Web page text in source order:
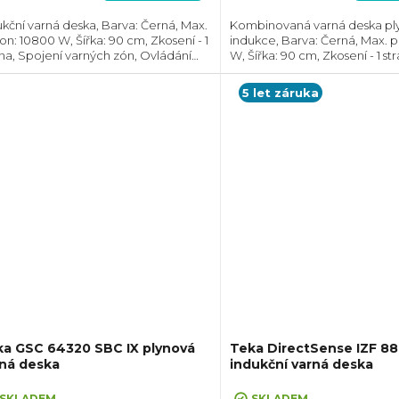
varná deska, Barva: Černá, Max.
10800 W, Šířka: 90 cm, Zkosení - 1
Spojení varných zón, Ovládání
posuvného slideru každé zóny
Kombinovaná varná deska
indukce, Barva: Černá, Max.
W, Šířka: 90 cm, Zkosení - 1
Ovládání pomocí otočných
posuvného slideru, Prostor
GSC 64320 SBC IX plynová
deska
5 let záruka
Teka DirectSense IZF
indukční varná deska